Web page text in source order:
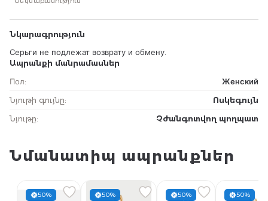
Նկարագրություն
Серьги не подлежат возврату и обмену.
Ապրանքի մանրամասներ
Пол:
Женский
Նյութի գույնը:
Ոսկեգույն
Նյութը: Չժանգոտվող պողպատ
Նմանատիպ ապրանքներ
50% 50% 50% 50%